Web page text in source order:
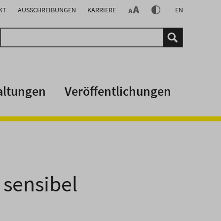
AUSSCHREIBUNGEN KARRIERE EN
Veröffentlichungen